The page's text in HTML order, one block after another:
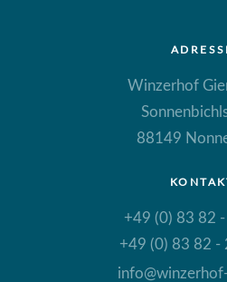
Winzerhof
88149
+49 (0) 83 82 -
+49 (0) 83 82 -